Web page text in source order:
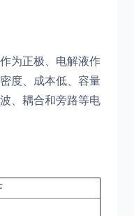
为正极、电解液作
度、成本低、容量
、耦合和旁路等电